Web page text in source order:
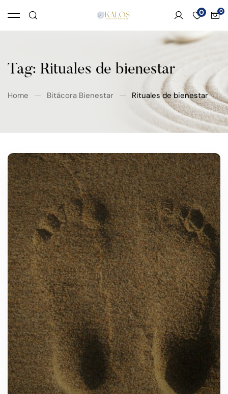
0
Tag: Rituales de bienestar
Home Bitácora Bienestar Rituales de bienestar